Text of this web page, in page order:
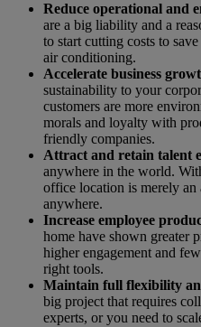
Reduce operational and
are a big liability and a
to start cutting costs to
air conditioning.
Accelerate business
sustainability to your
customers are more
morals and loyalty with
friendly companies.
Attract and retain talent
anywhere in the world.
office location is merely
anywhere.
Increase employee
home have shown greater
higher engagement and
right tools.
Maintain full flexibility
big project that requires
experts, or you need to